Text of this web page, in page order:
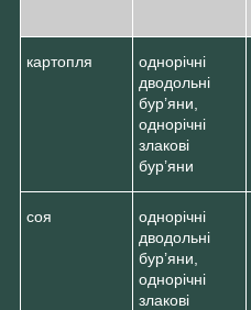
картопля
однорічні
дводольні
бур’яни,
однорічні
злакові
бур’яни
соя
однорічні
дводольні
бур’яни,
однорічні
злакові